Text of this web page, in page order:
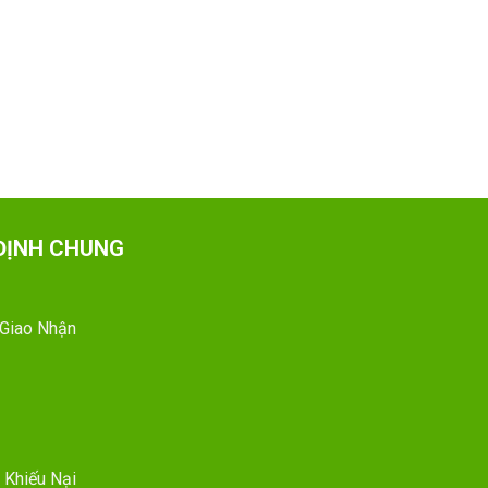
CHUNG
Nhận
Khiếu Nại